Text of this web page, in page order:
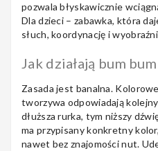
Instrumenty
Instrumenty
Dęte
pozwala błyskawicznie
Dla dzieci – zabawka, która
słuch, koordynację i
Jak działają bum
Zasada jest banalna.
tworzywa odpowiadają
dłuższa rurka, tym niższy
ma przypisany konkretny
nawet bez znajomości nut.